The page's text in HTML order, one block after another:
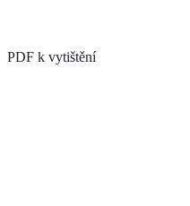
PDF k vytištění